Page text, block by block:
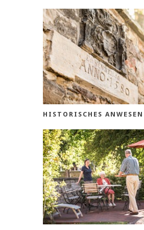
HISTORISCHES ANWESEN